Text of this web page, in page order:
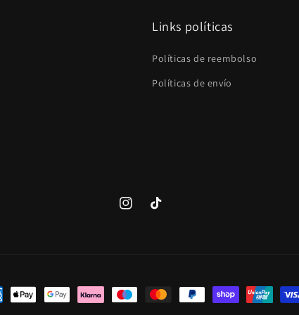
Links políticas
Políticas de reembolso
Políticas de envío
InstagramTikTok